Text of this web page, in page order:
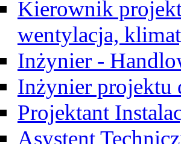
Kierownik
wentylacja,
Inżynier -
Inżynier projektu
Projektant
Asystent